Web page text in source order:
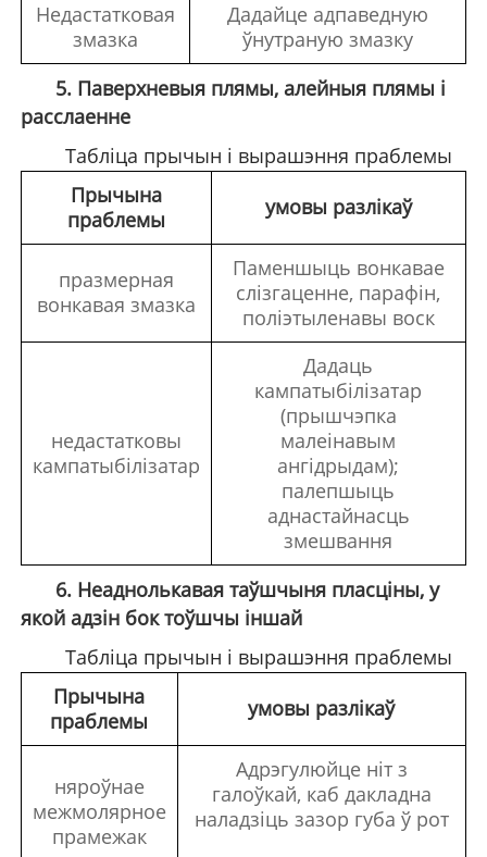
Недастатковая
змазка
Дадайце адпаведную
ўнутраную змазку
5. Паверхневыя плямы, алейныя плямы і
расслаенне
Табліца прычын і вырашэння праблемы
Прычына
праблемы
умовы разлікаў
празмерная
вонкавая змазка
Паменшыць вонкавае
слізгаценне, парафін,
поліэтыленавы воск
недастатковы
кампатыбілізатар
Дадаць
кампатыбілізатар
(прышчэпка
малеінавым
ангідрыдам);
палепшыць
аднастайнасць
змешвання
6. Неаднолькавая таўшчыня пласціны, у
якой адзін бок тоўшчы іншай
Табліца прычын і вырашэння праблемы
Прычына
праблемы
умовы разлікаў
няроўнае
межмолярное
прамежак
Адрэгулюйце ніт з
галоўкай, каб дакладна
наладзіць зазор губа ў рот